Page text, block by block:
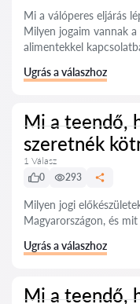
Mi a válóperes eljárás
Milyen jogaim vannak a
alimentekkel
Ugrás a válaszhoz
Mi a teendő,
szeretnék
1 Válasz
0
293
Milyen jogi
Magyarországon, és
Ugrás a válaszhoz
Mi a teendő,